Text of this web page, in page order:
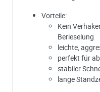
Vorteile:
Kein
Berieselung
leichte,
perfekt für
stabiler
lange